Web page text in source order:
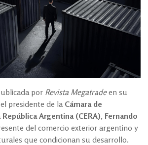
por Revista Megatradeen su
presidente de la Cámara de
Argentina (CERA), Fernando
del comercio exterior argentino y
que condicionan su desarrollo.